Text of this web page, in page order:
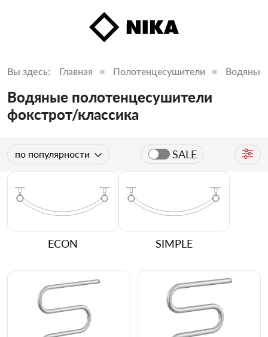
Вы здесь: Главная Полотенцесушители Водяные
Водяные полотенцесушители
фокстрот/классика
по популярности SALE
ECON SIMPLE